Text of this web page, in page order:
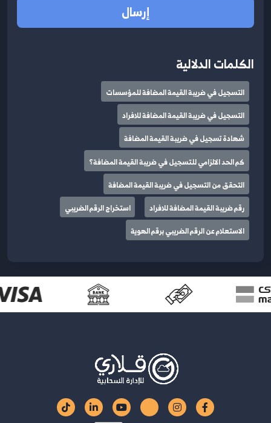
إرسال
الكلمات الدلالية
التسجيل في ضريبة القيمة المضافة للمؤسسات
التسجيل في ضريبة القيمة المضافة للافراد
شهادة تسجيل في ضريبة القيمة المضافة
كم الحد الالزامي للتسجيل في ضريبة القيمة المضافة؟
التحقق من التسجيل في ضريبة القيمة المضافة
رقم ضريبة القيمة المضافة للافراد
استخراج الرقم الضريبي
الاستعلام عن الرقم الضريبي برقم الهوية